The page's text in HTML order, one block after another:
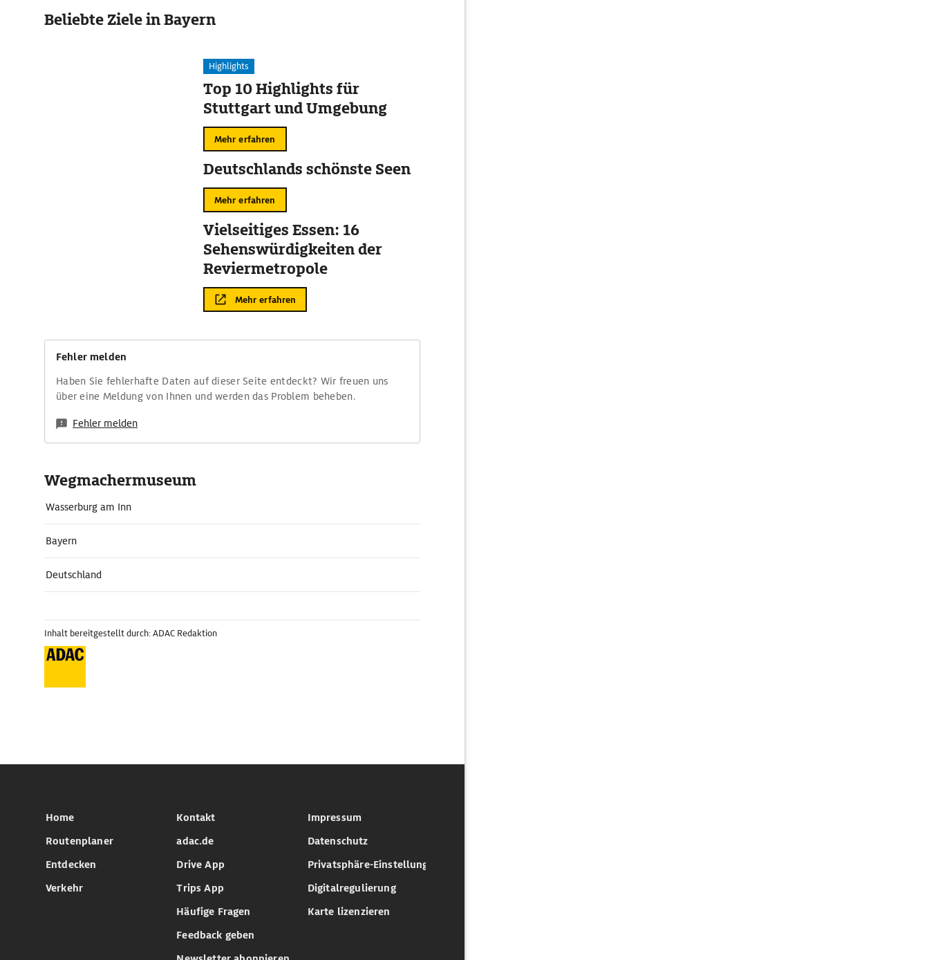
Beliebte Ziele in Bayern
Highlights
Top 10 Highlights für
Stuttgart und Umgebung
Mehr erfahren
Deutschlands schönste Seen
Mehr erfahren
Vielseitiges Essen: 16
Sehenswürdigkeiten der
Reviermetropole
Mehr erfahren
Fehler melden
Haben Sie fehlerhafte Daten auf dieser Seite entdeckt? Wir freuen uns
über eine Meldung von Ihnen und werden das Problem beheben.
Fehler melden
Wegmachermuseum
Wasserburg am Inn
Bayern
Deutschland
Inhalt bereitgestellt durch: ADAC Redaktion
Home
Routenplaner
Entdecken
Verkehr
Kontakt
adac.de
Drive App
Trips App
Häufige Fragen
Feedback geben
Impressum
Datenschutz
Privatsphäre-Einstellungen
Digitalregulierung
Karte lizenzieren